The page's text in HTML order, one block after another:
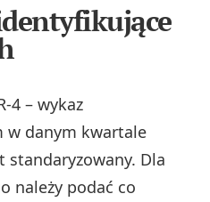
– wykaz
w danym kwartale
Dla
należy podać co